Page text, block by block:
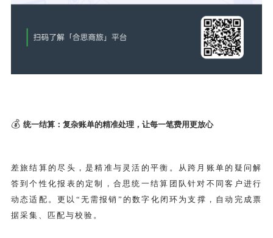
💰 统一结算：复杂账单的精准处理，让每一笔费用更放心
差旅结算的尽头，是精准与灵活的平衡。从跨月账单的疑问解
答到个性化报表的定制，合思统一结算团队针对不同客户进行
动态适配。更以“无需报销”的数字化闭环为支撑，自动完成票
据采集、匹配与校验。